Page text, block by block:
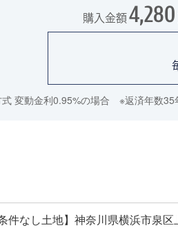
購入金額 4,280
変動金利0.95%の場合 ※返済年数
条件なし土地】神奈川県横浜市泉